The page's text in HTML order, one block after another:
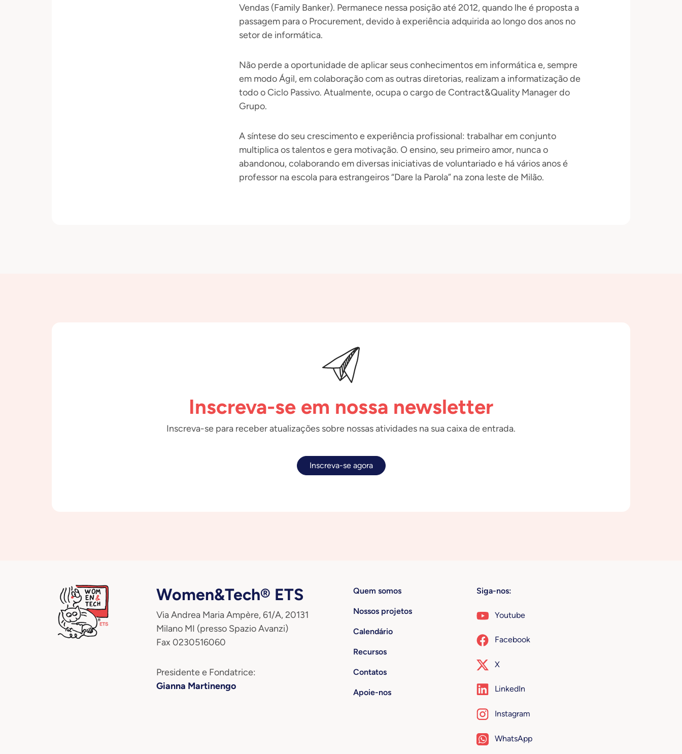
Vendas (Family Banker). Permanece nessa posição até 2012, quando lhe é proposta a
passagem para o Procurement, devido à experiência adquirida ao longo dos anos no
setor de informática.
Não perde a oportunidade de aplicar seus conhecimentos em informática e, sempre
em modo Ágil, em colaboração com as outras diretorias, realizam a informatização de
todo o Ciclo Passivo. Atualmente, ocupa o cargo de Contract&Quality Manager do
Grupo.
A síntese do seu crescimento e experiência profissional: trabalhar em conjunto
multiplica os talentos e gera motivação. O ensino, seu primeiro amor, nunca o
abandonou, colaborando em diversas iniciativas de voluntariado e há vários anos é
professor na escola para estrangeiros “Dare la Parola” na zona leste de Milão.
Inscreva-se em nossa newsletter
Inscreva-se para receber atualizações sobre nossas atividades na sua caixa de entrada.
Inscreva-se agora
Women&Tech® ETS
Via Andrea Maria Ampère, 61/A, 20131
Milano MI (presso Spazio Avanzi)
Fax 0230516060
Presidente e Fondatrice:
Gianna Martinengo
Quem somos
Nossos projetos
Calendário
Recursos
Contatos
Apoie-nos
Siga-nos:
Youtube
Facebook
X
LinkedIn
Instagram
WhatsApp